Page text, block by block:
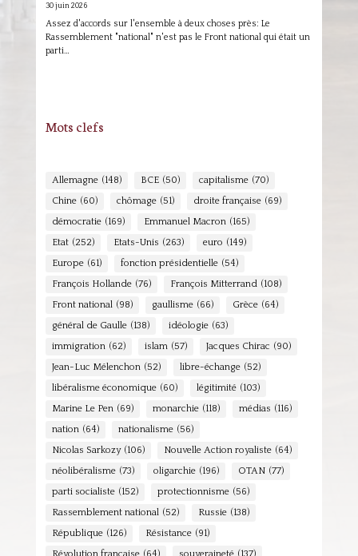
30 juin 2026
Assez d'accords sur l'ensemble à deux choses près: Le
Rassemblement "national" n'est pas le Front national qui était un
parti…
Mots clefs
Allemagne (148) BCE (50) capitalisme (70)
Chine (60) chômage (51) droite française (69)
démocratie (169) Emmanuel Macron (165)
Etat (252) Etats-Unis (263) euro (149)
Europe (61) fonction présidentielle (54)
François Hollande (76) François Mitterrand (108)
Front national (98) gaullisme (66) Grèce (64)
général de Gaulle (138) idéologie (63)
immigration (62) islam (57) Jacques Chirac (90)
Jean-Luc Mélenchon (52) libre-échange (52)
libéralisme économique (60) légitimité (103)
Marine Le Pen (69) monarchie (118) médias (116)
nation (64) nationalisme (56)
Nicolas Sarkozy (106) Nouvelle Action royaliste (64)
néolibéralisme (73) oligarchie (196) OTAN (77)
parti socialiste (152) protectionnisme (56)
Rassemblement national (52) Russie (138)
République (126) Résistance (91)